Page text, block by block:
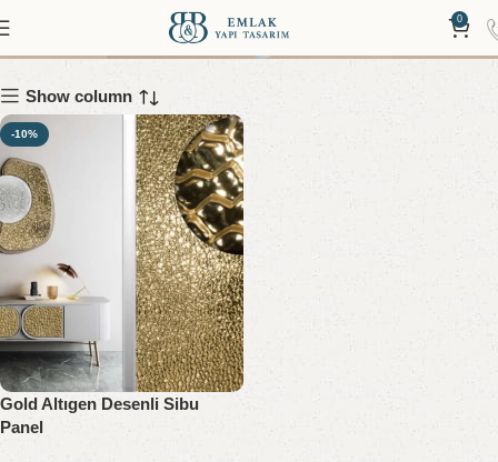
0
Bal
Show column
-10%
Gold Altıgen Desenli Sibu
Panel